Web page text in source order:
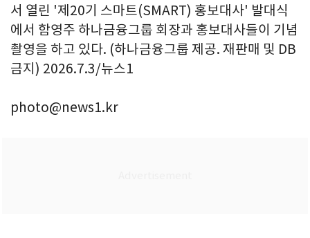
서 열린 '제20기 스마트(SMART) 홍보대사' 발대식
에서 함영주 하나금융그룹 회장과 홍보대사들이 기념
촬영을 하고 있다. (하나금융그룹 제공. 재판매 및 DB
금지) 2026.7.3/뉴스1
photo@news1.kr